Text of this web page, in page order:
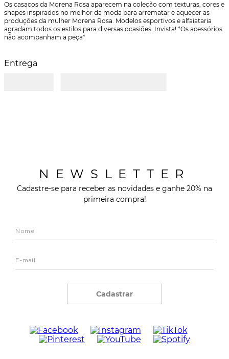
Os casacos da Morena Rosa aparecem na coleção com texturas, cores e
shapes inspirados no melhor da moda para arrematar e aquecer as
produções da mulher Morena Rosa. Modelos esportivos e alfaiataria
agradam todos os estilos para diversas ocasiões. Invista! *Os acessórios
não acompanham a peça*
Entrega
NEWSLETTER
Cadastre-se para receber as novidades e ganhe 20% na
primeira compra!
Cadastrar